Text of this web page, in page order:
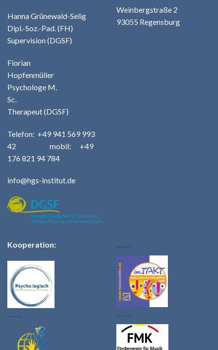
Hanna Grünewald-Selig
Dipl.-Soz.-Pad. (FH)
Supervision (DGSF)
Florian
Hopfenmüller
Psychologe M.
Sc.
Therapeut (DGSF)
Telefon: +49 941 569 993
42 mobil: +49
176 821 94 784
info@hgs-institut.de
Weinbergstraße 2
93055 Regensburg
Kooperation: